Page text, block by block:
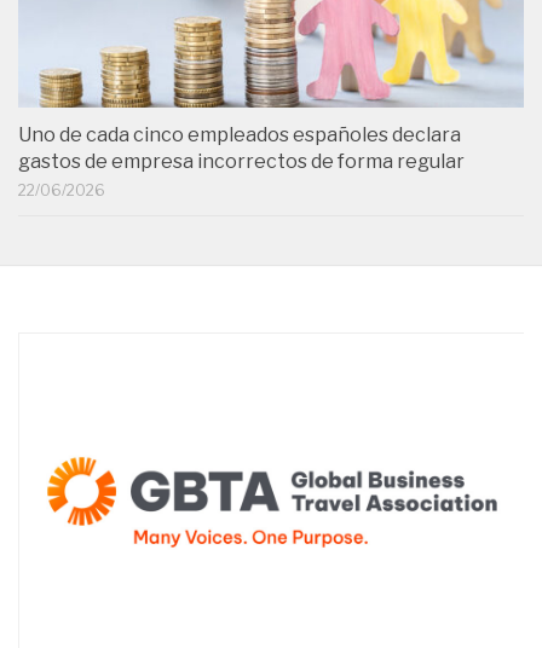
Uno de cada cinco empleados españoles declara
gastos de empresa incorrectos de forma regular
22/06/2026